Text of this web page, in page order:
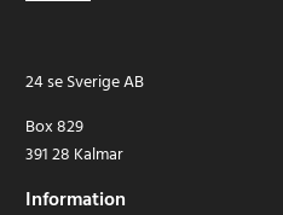
24 se Sverige AB
Box 829
391 28 Kalmar
Information